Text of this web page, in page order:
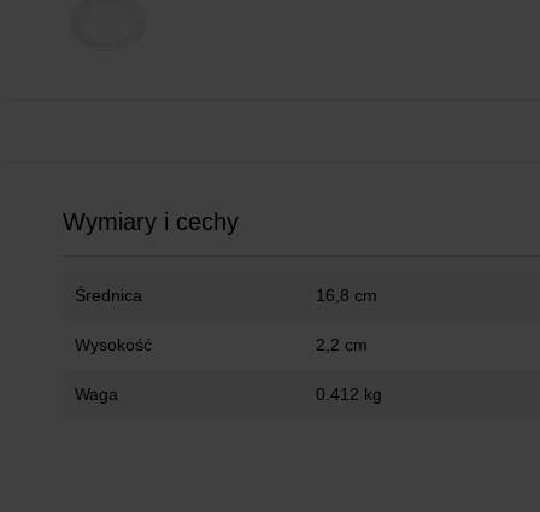
Wymiary i cechy
Średnica 16,8 cm
Wysokość 2,2 cm
Waga 0.412 kg